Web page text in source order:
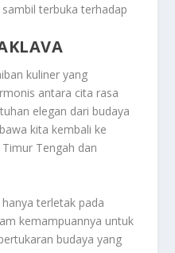
terbuka terhadap
kuliner yang
antara cita rasa
elegan dari budaya
kita kembali ke
Tengah dan
terletak pada
kemampuannya untuk
budaya yang